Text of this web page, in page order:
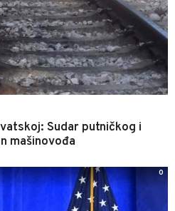
Sudar putničkog i
mašinovođa
0